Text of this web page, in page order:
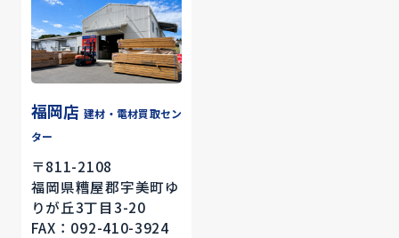
福岡店建材・電材買取セン
ター
〒811-2108
福岡県糟屋郡宇美町ゆ
りが丘3丁目3-20
FAX：092-410-3924